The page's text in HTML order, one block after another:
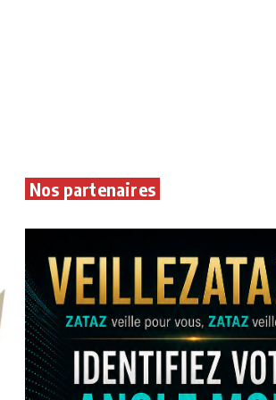
Nos partenaires